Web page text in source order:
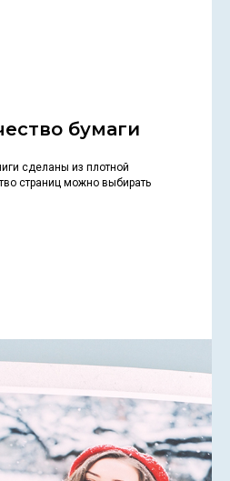
бумаги
сделаны из плотной
страниц можно выбирать